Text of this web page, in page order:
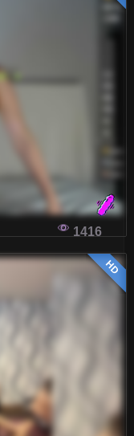
się
serwisu
CZATY DLA
na
Co
żywo, że
1416
HD